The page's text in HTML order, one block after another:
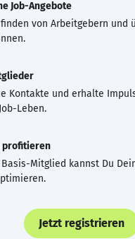
Job-Angebote
von Arbeitgebern und
Kontakte und erhalte
Leben.
profitieren
Mitglied kannst Du
Jetzt registrieren